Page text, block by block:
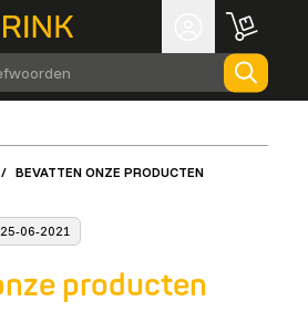
/ BEVATTEN ONZE PRODUCTEN
25-06-2021
producten